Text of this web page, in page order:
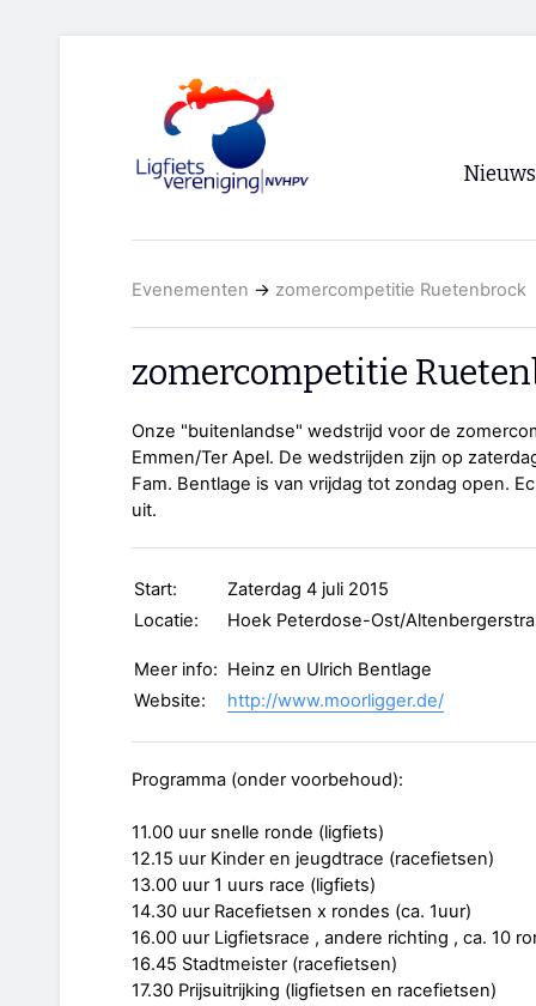
Nieuws
Evenementen → zomercompetitie Ruetenbrock
zomercompetitie
Onze "buitenlandse" wedstrijd voor de
Emmen/Ter Apel. De wedstrijden zijn op
Fam. Bentlage is van vrijdag tot zondag open.
uit.
Start:
Zaterdag 4 juli 2015
Locatie:
Hoek Peterdose-Ost/
Meer info: Heinz en Ulrich Bentlage
Website:
http://www.moorligger.de/
Programma (onder voorbehoud):
11.00 uur snelle ronde (ligfiets)
12.15 uur Kinder en jeugdtrace (racefietsen)
13.00 uur 1 uurs race (ligfiets)
14.30 uur Racefietsen x rondes (ca. 1uur)
16.00 uur Ligfietsrace , andere richting , ca. 10
16.45 Stadtmeister (racefietsen)
17.30 Prijsuitrijking (ligfietsen en racefietsen)